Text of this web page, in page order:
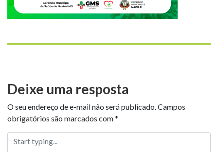
Deixe uma resposta
O seu endereço de e-mail não será publicado.Campos
obrigatórios são marcados com*